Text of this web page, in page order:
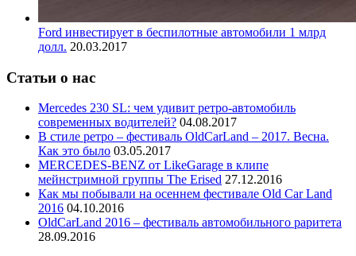
Ford инвестирует в беспилотные автомобили 1 млрд
долл. 20.03.2017
Статьи о нас
Mercedes 230 SL: чем удивит ретро-автомобиль
современных водителей? 04.08.2017
В стиле ретро – фестиваль OldCarLand – 2017. Весна.
Как это было 03.05.2017
MERCEDES-BENZ от LikeGarage в клипе
мейнстримной группы The Erised 27.12.2016
Как мы побывали на осеннем фестивале Old Car Land
2016 04.10.2016
OldCarLand 2016 – фестиваль автомобильного раритета
28.09.2016